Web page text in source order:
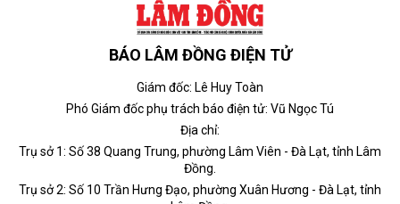
BÁO LÂM ĐỒNG ĐIỆN TỬ
Giám đốc: Lê Huy Toàn
Phó Giám đốc phụ trách báo điện tử: Vũ Ngọc Tú
Địa chỉ:
Trụ sở 1: Số 38 Quang Trung, phường Lâm Viên - Đà Lạt, tỉnh Lâm
Đồng.
Trụ sở 2: Số 10 Trần Hưng Đạo, phường Xuân Hương - Đà Lạt, tỉnh